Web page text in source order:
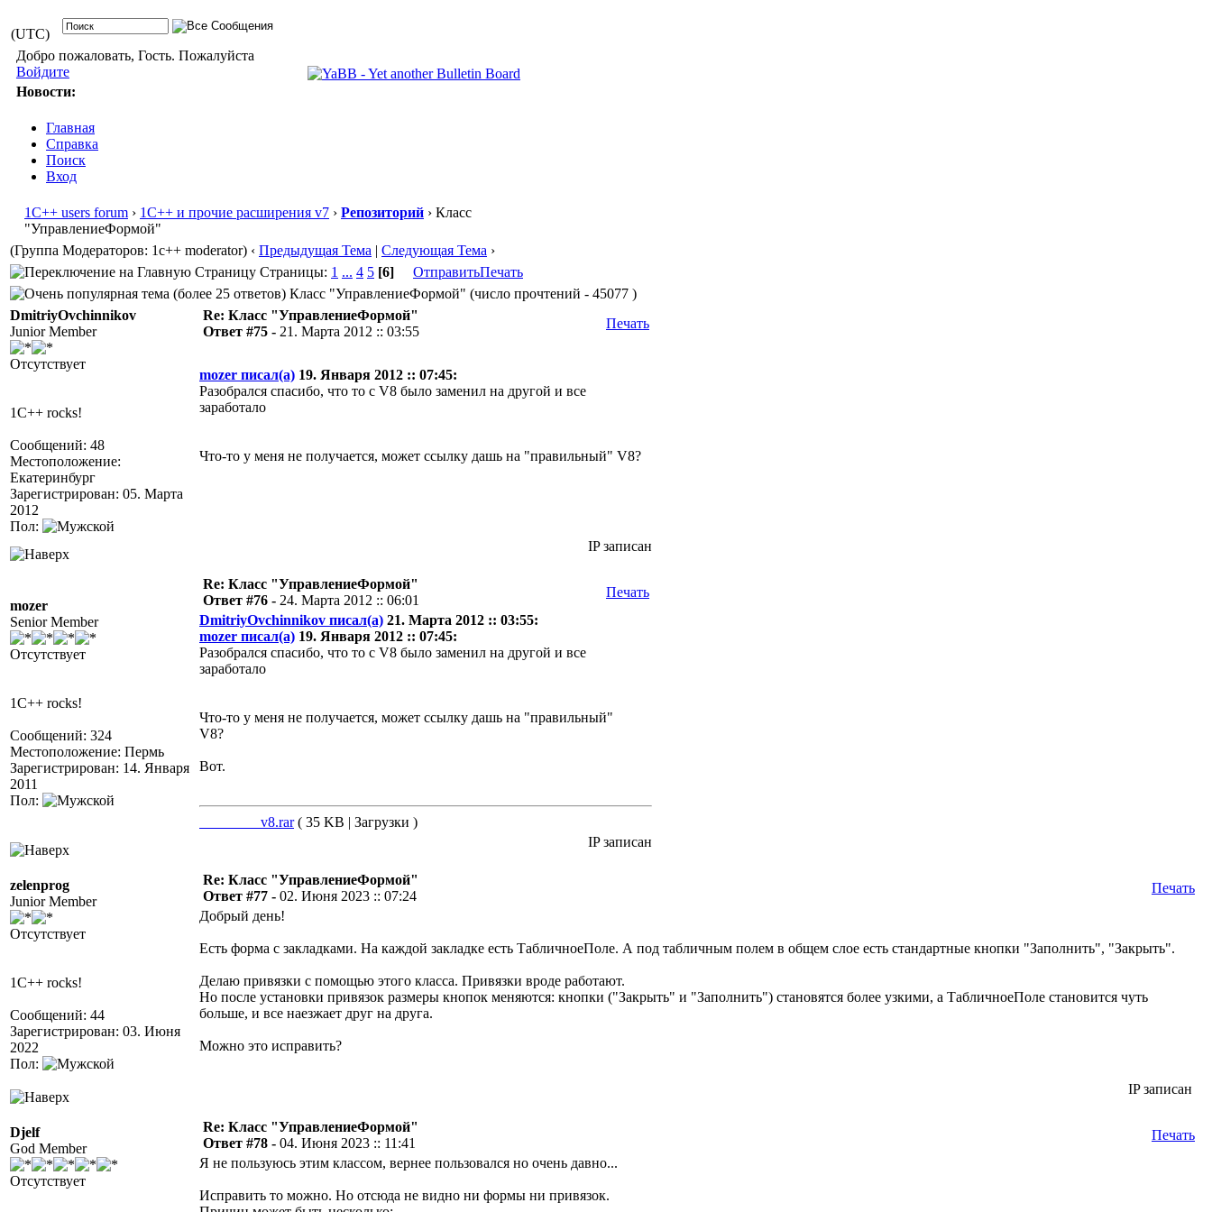
(UTC)
Добро пожаловать, Гость. Пожалуйста
Войдите
Новости:
Главная
Справка
Поиск
Вход
1С++ users forum › 1С++ и прочие расширения v7 › Репозиторий › Класс
"УправлениеФормой"
(Группа Модераторов: 1c++ moderator) ‹ Предыдущая Тема | Следующая Тема ›
Страницы: 1 ... 4 5 [6] ОтправитьПечать
Класс "УправлениеФормой" (число прочтений - 45077 )
DmitriyOvchinnikov
Junior Member
Отсутствует
1C++ rocks!
Сообщений: 48
Местоположение:
Екатеринбург
Зарегистрирован: 05. Марта
2012
Пол:
Re: Класс "УправлениеФормой"
Ответ #75 - 21. Марта 2012 :: 03:55
Печать
mozer писал(а) 19. Января 2012 :: 07:45:
Разобрался спасибо, что то с V8 было заменил на другой и все
заработало
Что-то у меня не получается, может ссылку дашь на "правильный" V8?
IP записан
mozer
Senior Member
Отсутствует
1C++ rocks!
Сообщений: 324
Местоположение: Пермь
Зарегистрирован: 14. Января
2011
Пол:
Re: Класс "УправлениеФормой"
Ответ #76 - 24. Марта 2012 :: 06:01
Печать
DmitriyOvchinnikov писал(а) 21. Марта 2012 :: 03:55:
mozer писал(а) 19. Января 2012 :: 07:45:
Разобрался спасибо, что то с V8 было заменил на другой и все
заработало
Что-то у меня не получается, может ссылку дашь на "правильный"
V8?
Вот.
________v8.rar( 35 KB | Загрузки )
IP записан
zelenprog
Junior Member
Отсутствует
1C++ rocks!
Сообщений: 44
Зарегистрирован: 03. Июня
2022
Пол:
Re: Класс "УправлениеФормой"
Ответ #77 - 02. Июня 2023 :: 07:24
Печать
Добрый день!
Есть форма с закладками. На каждой закладке есть ТабличноеПоле. А под табличным полем в общем слое есть стандартные кнопки "Заполнить", "Закрыть".
Делаю привязки с помощью этого класса. Привязки вроде работают.
Но после установки привязок размеры кнопок меняются: кнопки ("Закрыть" и "Заполнить") становятся более узкими, а ТабличноеПоле становится чуть
больше, и все наезжает друг на друга.
Можно это исправить?
IP записан
Djelf
God Member
Отсутствует
Re: Класс "УправлениеФормой"
Ответ #78 - 04. Июня 2023 :: 11:41
Печать
Я не пользуюсь этим классом, вернее пользовался но очень давно...
Исправить то можно. Но отсюда не видно ни формы ни привязок.